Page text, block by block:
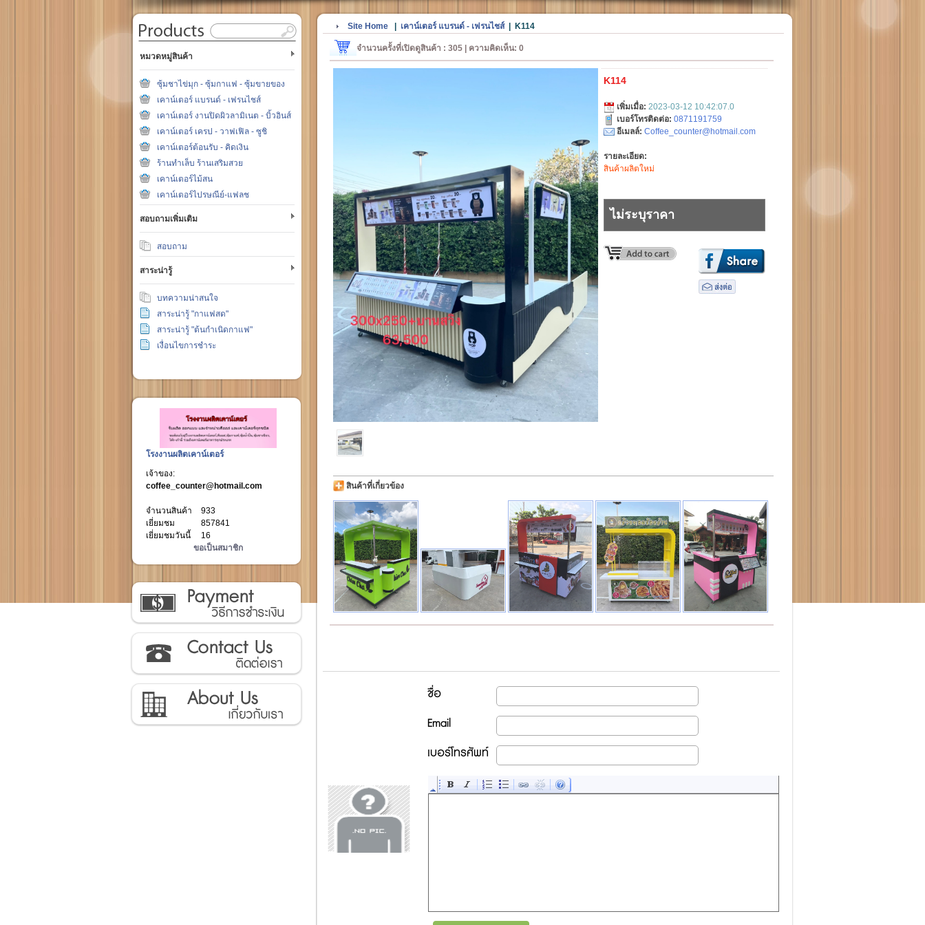
หมวดหมู่สินค้า
ซุ้มชาไข่มุก - ซุ้มกาแฟ - ซุ้มขายของ
เคาน์เตอร์ แบรนด์ - เฟรนไชส์
เคาน์เตอร์ งานปิดผิวลามิเนต - บิ้วอินส์
เคาน์เตอร์ เครป - วาฟเฟิล - ซูชิ
เคาน์เตอร์ต้อนรับ - คิดเงิน
ร้านทำเล็บ ร้านเสริมสวย
เคาน์เตอร์ไม้สน
เคาน์เตอร์ไปรษณีย์-แฟลช
สอบถามเพิ่มเติม
สอบถาม
สาระน่ารู้
บทความน่าสนใจ
สาระน่ารู้ "กาแฟสด"
สาระน่ารู้ "ต้นกำเนิดกาแฟ"
เงื่อนไขการชำระ
โรงงานผลิตเคาน์เตอร์
เจ้าของ:
coffee_counter@hotmail.com
จำนวนสินค้า
933
เยี่ยมชม
857841
เยี่ยมชมวันนี้
16
ขอเป็นสมาชิก
Site Home| เคาน์เตอร์ แบรนด์ - เฟรนไชส์| K114
จำนวนครั้งที่เปิดดูสินค้า : 305 | ความคิดเห็น: 0
K114
เพิ่มเมื่อ: 2023-03-12 10:42:07.0
เบอร์โทรติดต่อ: 0871191759
อีเมลล์: Coffee_counter@hotmail.com
รายละเอียด:
สินค้าผลิตใหม่
ไม่ระบุราคา
สินค้าที่เกี่ยวข้อง
ชื่อ
Email
เบอร์โทรศัพท์